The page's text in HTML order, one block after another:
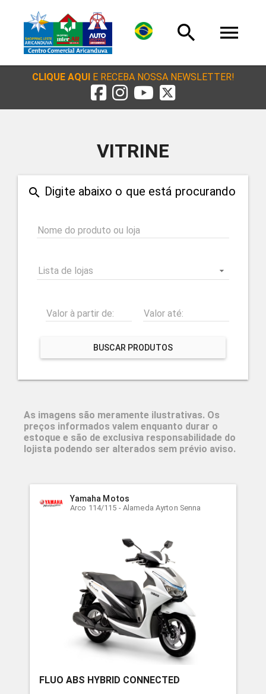
search menu
CLIQUE AQUIE RECEBA NOSSA NEWSLETTER!
VITRINE
search Digite abaixo o que está procurando
Nome do produto ou loja
Lista de lojas
Valor à partir de: Valor até:
BUSCAR PRODUTOS
As imagens são meramente ilustrativas. Os
preços informados valem enquanto durar o
estoque e são de exclusiva responsabilidade do
lojista podendo ser alterados sem prévio aviso.
Yamaha Motos
Arco 114/115 - Alameda Ayrton Senna
FLUO ABS HYBRID CONNECTED